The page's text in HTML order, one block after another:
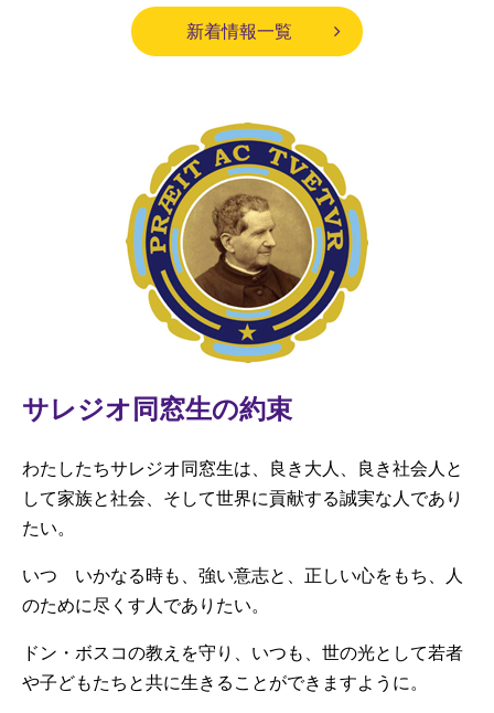
新着情報一覧
サレジオ同窓生の約束
わたしたちサレジオ同窓生は、良き大人、良き社会人と
して家族と社会、そして世界に貢献する誠実な人であり
たい。
いつ いかなる時も、強い意志と、正しい心をもち、人
のために尽くす人でありたい。
ドン・ボスコの教えを守り、いつも、世の光として若者
や子どもたちと共に生きることができますように。